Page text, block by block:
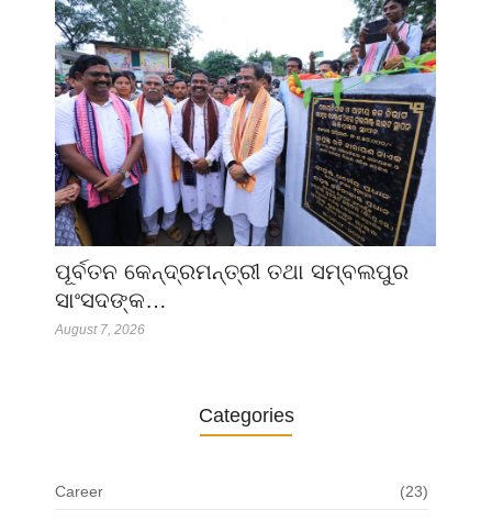
ପୂର୍ବତନ କେନ୍ଦ୍ରମନ୍ତ୍ରୀ ତଥା ସମ୍ବଲପୁର
ସାଂସଦଙ୍କ…
August 7, 2026
Categories
Career (23)